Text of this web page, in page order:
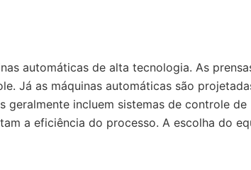
automáticas de alta tecnologia. As
Já as máquinas automáticas são
geralmente incluem sistemas de controle de
a eficiência do processo. A escolha do